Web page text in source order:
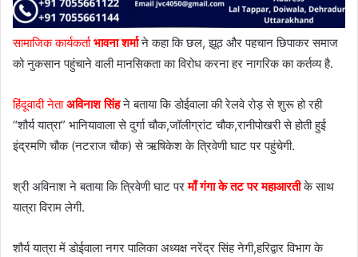
सामाजिक कार्यकर्ताभावना शर्माने कहा कि छल, झूठ और पहचान छिपाकर समाज
को नुकसान पहुंचाने वाली मानसिकता का विरोध करना हर नागरिक का कर्तव्य है.
हिंदूवादी नेताअविनाश सिंहने बताया कि डोईवाला की रेलवे रोड़ से शुरू हो रही
“शौर्य यात्रा” भानियावाला से दुर्गा चौक,जॉलीग्रांट चौक,रानीपोखरी से होती हुई
इंद्रमणि चौक (नटराज चौक) से ऋषिकेश के त्रिवेणी घाट पर पहुंचेगी.
श्री अविनाश ने बताया कि त्रिवेणी घाट परमाँ गंगा के तट पर महाआरतीके साथ
यात्रा विराम लेगी.
शौर्य यात्रा में डोईवाला नगर पालिका अध्यक्ष नरेंद्र सिंह नेगी,हरिद्वार विभाग के